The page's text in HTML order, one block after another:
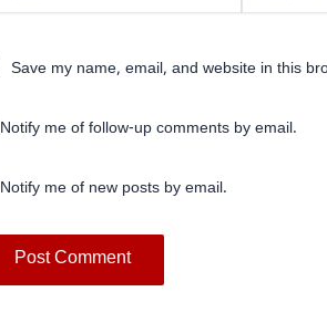
Save my name, email, and website in this
Notify me of follow-up comments by email.
Notify me of new posts by email.